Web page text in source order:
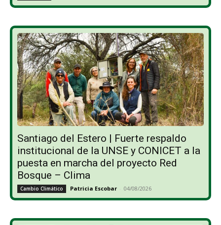
Santiago del Estero | Fuerte respaldo
institucional de la UNSE y CONICET a la
puesta en marcha del proyecto Red
Bosque – Clima
Cambio Climático Patricia Escobar - 04/08/2026